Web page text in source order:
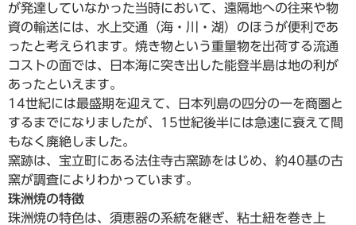
が発達していなかった当時において、遠隔地への往来や物
資の輸送には、水上交通（海・川・湖）のほうが便利であ
ったと考えられます。焼き物という重量物を出荷する流通
コストの面では、日本海に突き出した能登半島は地の利が
あったといえます。
14世紀には最盛期を迎えて、日本列島の四分の一を商圏と
するまでになりましたが、15世紀後半には急速に衰えて間
もなく廃絶しました。
窯跡は、宝立町にある法住寺古窯跡をはじめ、約40基の古
窯が調査によりわかっています。
珠洲焼の特徴
珠洲焼の特色は、須恵器の系統を継ぎ、粘土紐を巻き上